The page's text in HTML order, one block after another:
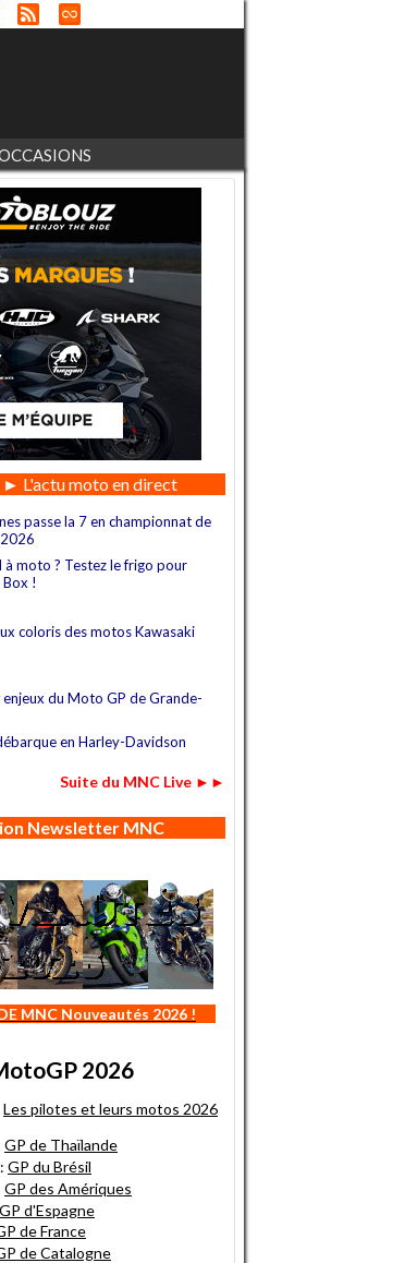
L'actu moto en direct
passe la 7 en championnat de
à moto ? Testez le frigo pour
!
coloris des motos Kawasaki
du Moto GP de Grande-
en Harley-Davidson
Suite du MNC Live ►►
Newsletter MNC
MNC Nouveautés 2026 !
2026
Les pilotes et leurs motos 2026
GP de Thaïlande
GP du Brésil
GP des Amériques
GP d'Espagne
de France
de Catalogne